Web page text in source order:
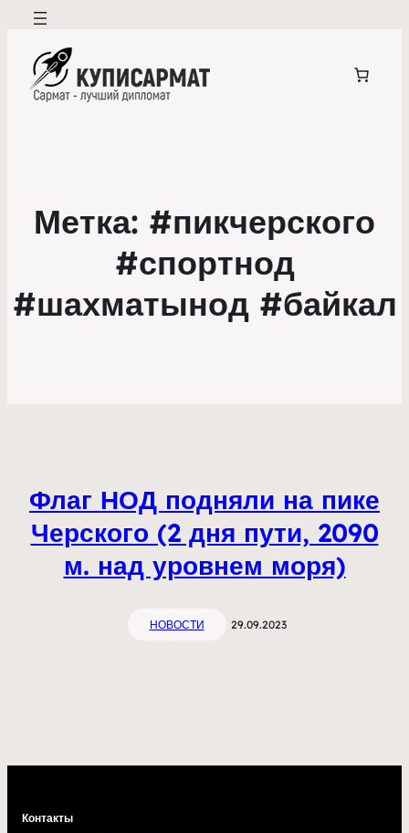
Метка: #пикчерского
#спортнод
#шахматынод #байкал
Флаг НОД подняли на пике
Черского (2 дня пути, 2090
м. над уровнем моря)
НОВОСТИ 29.09.2023
Контакты